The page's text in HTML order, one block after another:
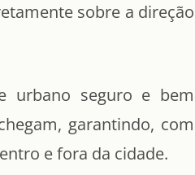
sobre a direção
urbano seguro e bem
garantindo, com
e fora da cidade.